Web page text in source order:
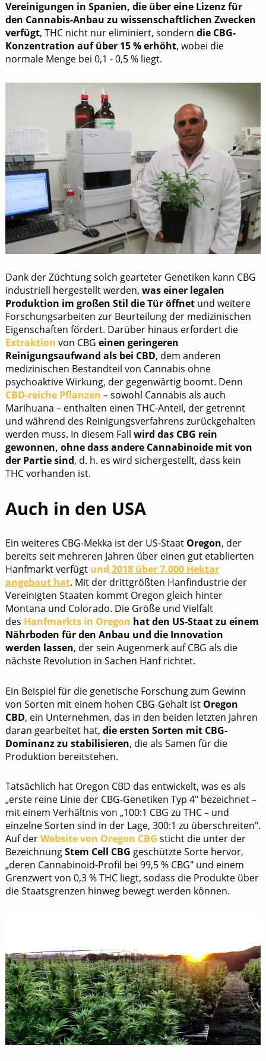
Vereinigungen in Spanien, die über eine Lizenz für
den Cannabis-Anbau zu wissenschaftlichen Zwecken
verfügt, THC nicht nur eliminiert, sondern die CBG-
Konzentration auf über 15 % erhöht, wobei die
normale Menge bei 0,1 - 0,5 % liegt.
Dank der Züchtung solch gearteter Genetiken kann CBG
industriell hergestellt werden, was einer legalen
Produktion im großen Stil die Tür öffnet und weitere
Forschungsarbeiten zur Beurteilung der medizinischen
Eigenschaften fördert. Darüber hinaus erfordert die
Extraktion von CBG einen geringeren
Reinigungsaufwand als bei CBD, dem anderen
medizinischen Bestandteil von Cannabis ohne
psychoaktive Wirkung, der gegenwärtig boomt. Denn
CBD-reiche Pflanzen – sowohl Cannabis als auch
Marihuana – enthalten einen THC-Anteil, der getrennt
und während des Reinigungsverfahrens zurückgehalten
werden muss. In diesem Fall wird das CBG rein
gewonnen, ohne dass andere Cannabinoide mit von
der Partie sind, d. h. es wird sichergestellt, dass kein
THC vorhanden ist.
Auch in den USA
Ein weiteres CBG-Mekka ist der US-Staat Oregon, der
bereits seit mehreren Jahren über einen gut etablierten
Hanfmarkt verfügt und 2018 über 7.000 Hektar
angebaut hat. Mit der drittgrößten Hanfindustrie der
Vereinigten Staaten kommt Oregon gleich hinter
Montana und Colorado. Die Größe und Vielfalt
des Hanfmarkts in Oregon hat den US-Staat zu einem
Nährboden für den Anbau und die Innovation
werden lassen, der sein Augenmerk auf CBG als die
nächste Revolution in Sachen Hanf richtet.
Ein Beispiel für die genetische Forschung zum Gewinn
von Sorten mit einem hohen CBG-Gehalt ist Oregon
CBD, ein Unternehmen, das in den beiden letzten Jahren
daran gearbeitet hat, die ersten Sorten mit CBG-
Dominanz zu stabilisieren, die als Samen für die
Produktion bereitstehen.
Tatsächlich hat Oregon CBD das entwickelt, was es als
„erste reine Linie der CBG-Genetiken Typ 4" bezeichnet –
mit einem Verhältnis von „100:1 CBG zu THC – und
einzelne Sorten sind in der Lage, 300:1 zu überschreiten".
Auf derWebsite von Oregon CBG sticht die unter der
BezeichnungStem Cell CBG geschützte Sorte hervor,
„deren Cannabinoid-Profil bei 99,5 % CBG" und einem
Grenzwert von 0,3 % THC liegt, sodass die Produkte über
die Staatsgrenzen hinweg bewegt werden können.